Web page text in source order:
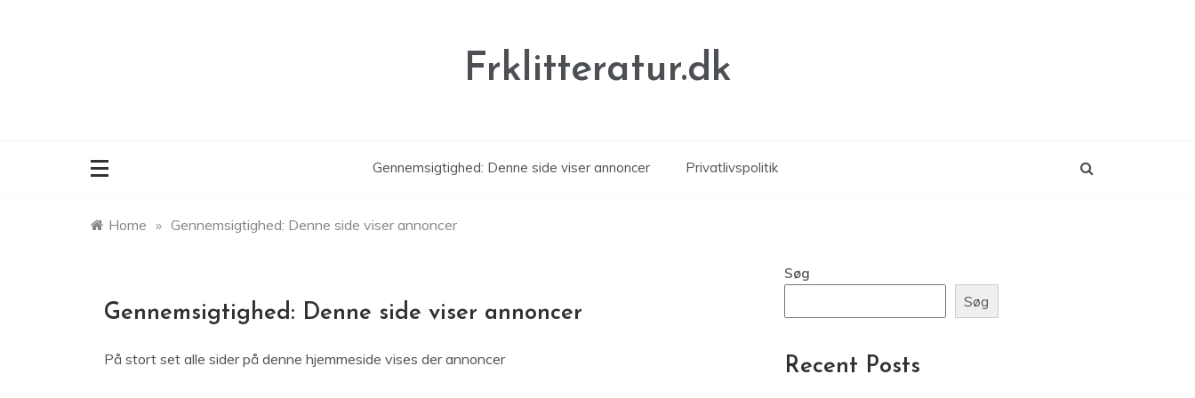
Frklitteratur.dk
Gennemsigtighed: Denne side viser annoncer Privatlivspolitik
Home » Gennemsigtighed: Denne side viser annoncer
Gennemsigtighed: Denne side viser annoncer
På stort set alle sider på denne hjemmeside vises der annoncer
Søg
Søg
Recent Posts